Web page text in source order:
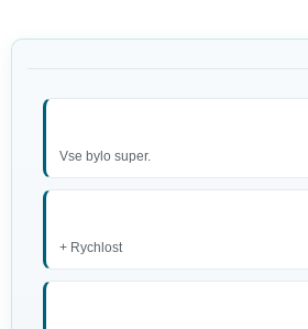
109 Kč
Vse bylo super.
+ Rychlost